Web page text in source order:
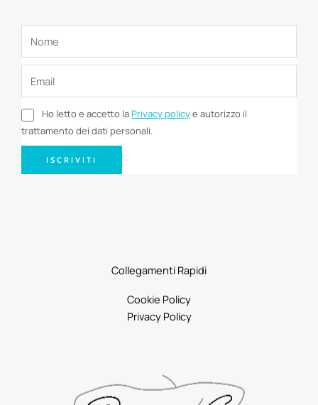
Ho letto e accetto laPrivacy policye autorizzo il
trattamento dei dati personali.
ISCRIVITI
Collegamenti Rapidi
Cookie Policy
Privacy Policy